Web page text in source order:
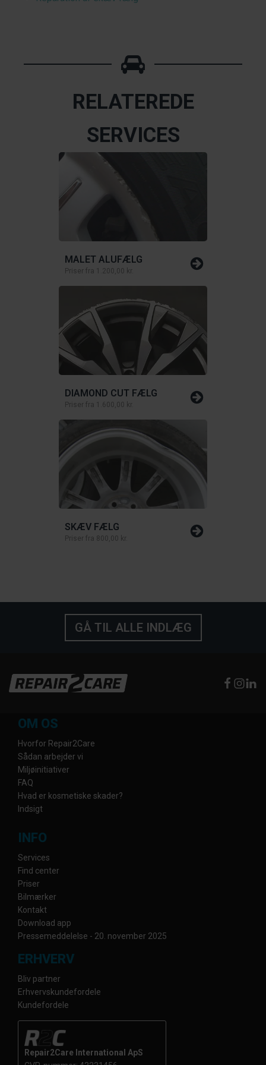
RELATEREDE
SERVICES
MALET ALUFÆLG
Priser fra 1.200,00 kr.
DIAMOND CUT FÆLG
Priser fra 1.600,00 kr.
SKÆV FÆLG
Priser fra 800,00 kr.
GÅ TIL ALLE INDLÆG
OM OS
Hvorfor Repair2Care
Sådan arbejder vi
Miljøinitiativer
FAQ
Hvad er kosmetiske skader?
Indsigt
INFO
Services
Find center
Priser
Bilmærker
Kontakt
Download app
Pressemeddelelse - 20. november 2025
ERHVERV
Bliv partner
Erhvervskundefordele
Kundefordele
Repair2Care International ApS